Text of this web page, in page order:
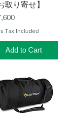
取り寄せ】
Tax Included
Add to Cart